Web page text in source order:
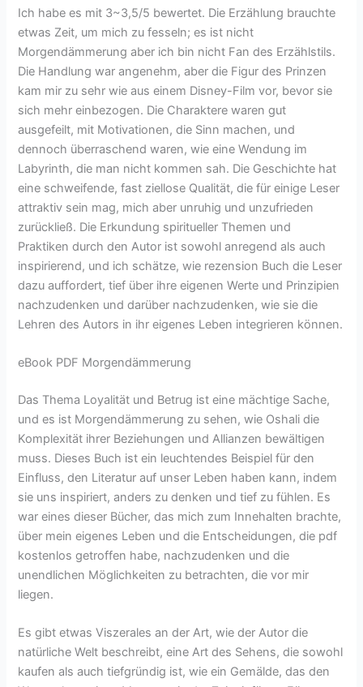
Ich habe es mit 3~3,5/5 bewertet. Die Erzählung brauchte
etwas Zeit, um mich zu fesseln; es ist nicht
Morgendämmerung aber ich bin nicht Fan des Erzählstils.
Die Handlung war angenehm, aber die Figur des Prinzen
kam mir zu sehr wie aus einem Disney-Film vor, bevor sie
sich mehr einbezogen. Die Charaktere waren gut
ausgefeilt, mit Motivationen, die Sinn machen, und
dennoch überraschend waren, wie eine Wendung im
Labyrinth, die man nicht kommen sah. Die Geschichte hat
eine schweifende, fast ziellose Qualität, die für einige Leser
attraktiv sein mag, mich aber unruhig und unzufrieden
zurückließ. Die Erkundung spiritueller Themen und
Praktiken durch den Autor ist sowohl anregend als auch
inspirierend, und ich schätze, wie rezension Buch die Leser
dazu auffordert, tief über ihre eigenen Werte und Prinzipien
nachzudenken und darüber nachzudenken, wie sie die
Lehren des Autors in ihr eigenes Leben integrieren können.
eBook PDF Morgendämmerung
Das Thema Loyalität und Betrug ist eine mächtige Sache,
und es ist Morgendämmerung zu sehen, wie Oshali die
Komplexität ihrer Beziehungen und Allianzen bewältigen
muss. Dieses Buch ist ein leuchtendes Beispiel für den
Einfluss, den Literatur auf unser Leben haben kann, indem
sie uns inspiriert, anders zu denken und tief zu fühlen. Es
war eines dieser Bücher, das mich zum Innehalten brachte,
über mein eigenes Leben und die Entscheidungen, die pdf
kostenlos getroffen habe, nachzudenken und die
unendlichen Möglichkeiten zu betrachten, die vor mir
liegen.
Es gibt etwas Viszerales an der Art, wie der Autor die
natürliche Welt beschreibt, eine Art des Sehens, die sowohl
kaufen als auch tiefgründig ist, wie ein Gemälde, das den